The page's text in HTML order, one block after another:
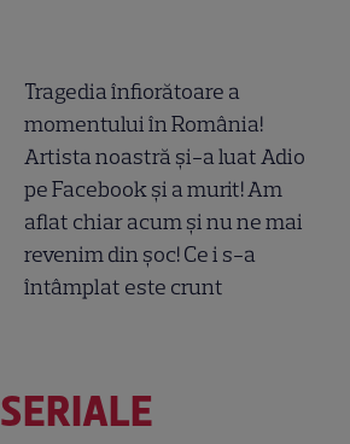
Tragedia înfiorătoare a
momentului în România!
Artista noastră și-a luat Adio
pe Facebook și a murit! Am
aflat chiar acum și nu ne mai
revenim din șoc! Ce i s-a
întâmplat este crunt
SERIALE